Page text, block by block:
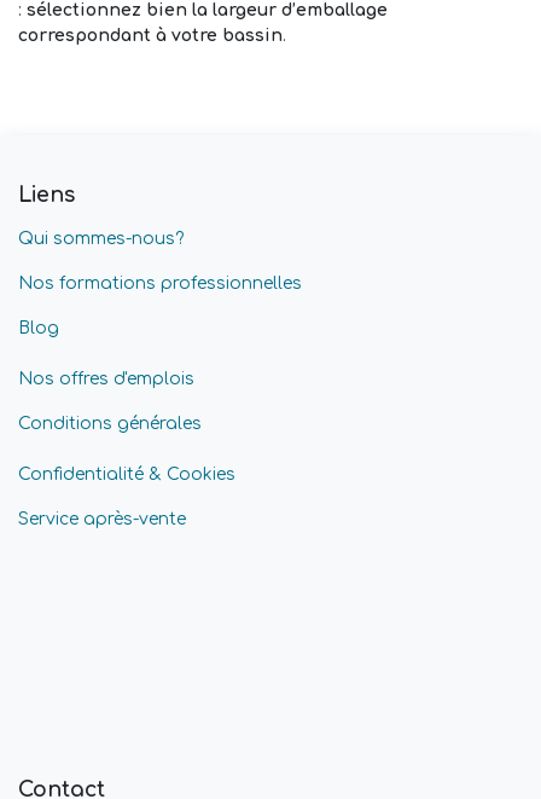
: sélectionnez bien la largeur d’emballage
correspondant à votre bassin.
Liens
Qui sommes-nous?
Nos formations professionnelles
Blog
Nos offres d'emplois
Conditions générales
Confidentialité & Cookies
Service après-vente
Contact